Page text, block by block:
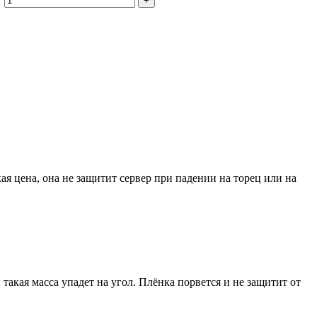
цена, она не защитит сервер при падении на торец или на
масса упадет на угол. Плёнка порвется и не защитит от